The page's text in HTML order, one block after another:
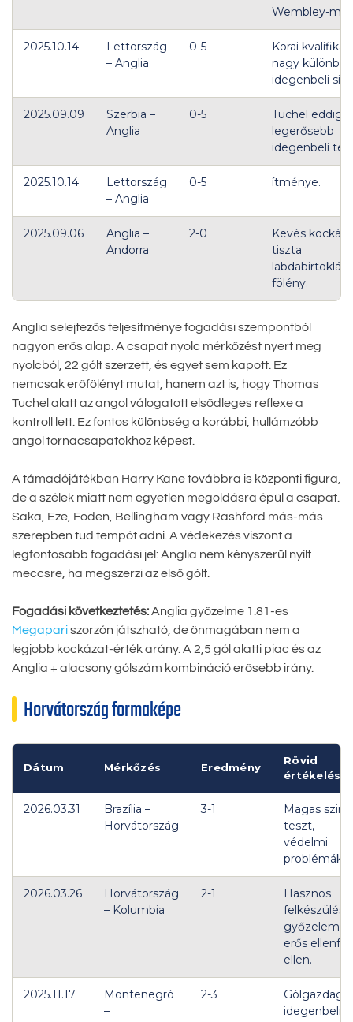
Wembley-
2025.10.14
Lettország
– Anglia
0-5
Korai
nagy
idegenbeli
2025.09.09
Szerbia –
Anglia
0-5
Tuchel eddigi
legerősebb
idegenbeli
2025.10.14
Lettország
– Anglia
0-5 ítménye.
2025.09.06
Anglia –
Andorra
2-0
Kevés
tiszta
labdabirtoklási
fölény.
Anglia selejtezős teljesítménye fogadási szempontból
nagyon erős alap. A csapat nyolc mérkőzést nyert meg
nyolcból, 22 gólt szerzett, és egyet sem kapott. Ez
nemcsak erőfölényt mutat, hanem azt is, hogy Thomas
Tuchel alatt az angol válogatott elsődleges reflexe a
kontroll lett. Ez fontos különbség a korábbi, hullámzóbb
angol tornacsapatokhoz képest.
A támadójátékban Harry Kane továbbra is központi figura,
de a szélek miatt nem egyetlen megoldásra épül a csapat.
Saka, Eze, Foden, Bellingham vagy Rashford más-más
szerepben tud tempót adni. A védekezés viszont a
legfontosabb fogadási jel: Anglia nem kényszerül nyílt
meccsre, ha megszerzi az első gólt.
Fogadási következtetés:Anglia győzelme 1.81-es
Megapariszorzón játszható, de önmagában nem a
legjobb kockázat-érték arány. A 2,5 gól alatti piac és az
Anglia + alacsony gólszám kombináció erősebb irány.
Horvátország formaképe
Dátum Mérkőzés Eredmény
Rövid
értékelés
2026.03.31
Brazília –
Horvátország
3-1
Magas
teszt,
védelmi
2026.03.26
Horvátország
– Kolumbia
2-1
Hasznos
felkészülési
győzelem
erős ellenfél
ellen.
2025.11.17
Montenegró
–
2-3
Gólgazdag
idegenbeli